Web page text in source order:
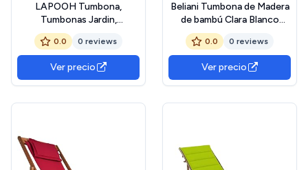
LAPOOH Tumbona,
Tumbonas Jardin,
Tumbonas Exterior,
Hamacas Y Tumbonas
Playa, Hamaca Terraza,
Sillas De Terraza, de bambú
y Lona Gris Oscuro
0.0 0 reviews
Ver precio
Beliani Tumbona de Madera
de bambú Clara Blanco
Crema Respaldo Ajustable
Exterior Ligure
0.0 0 reviews
Ver precio